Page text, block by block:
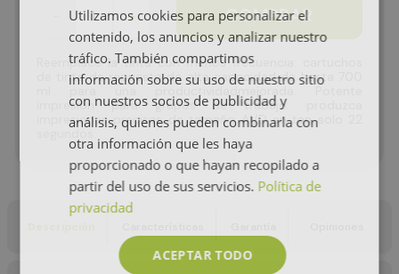
＋ COMPRAR
Reemplace la tinta con menos frecuencia: cartuchos
de tinta de repuesto de alta capacidad de hasta 700
impresión para grupos de trabajo: produzca
impresiones precisas de tamaño A1/D en tan solo 22
Utilizamos cookies para personalizar el
contenido, los anuncios y analizar nuestro
tráfico. También compartimos
información sobre su uso de nuestro sitio
con nuestros socios de publicidad y
análisis, quienes pueden combinarla con
otra información que les haya
proporcionado o que hayan recopilado a
partir del uso de sus servicios. Política de
privacidad
ACEPTAR TODO